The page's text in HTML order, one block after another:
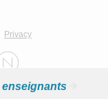
Privacy
enseignants